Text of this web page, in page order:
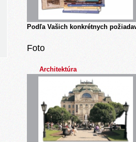
Podľa Vašich konkrétnych
Foto
Architektúra